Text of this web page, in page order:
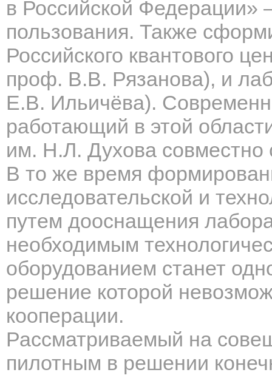
в Российской Федерации»
пользования. Также
Российского квантового
проф. В.В. Рязанова), и
Е.В. Ильичёва).
работающий в этой
им. Н.Л. Духова
В то же время
исследовательской и
путем дооснащения
необходимым
оборудованием станет
решение которой
кооперации.
Рассматриваемый на
пилотным в решении